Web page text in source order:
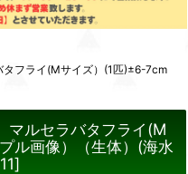
タフライ(Mサイズ）(1匹)±6-7cm
マルセラバタフライ(M
画像）（生体）(海水
]